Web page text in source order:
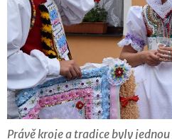
Právě kroje a tradice byly